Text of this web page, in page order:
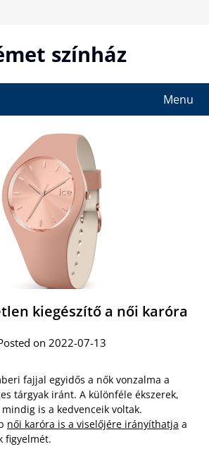
színház
Menu
kiegészítő a női karóra
on 2022-07-13
fajjal egyidős a nők vonzalma a
tárgyak iránt. A különféle ékszerek,
is a kedvenceik voltak.
női karóra is a viselőjére irányíthatja a
figyelmét.